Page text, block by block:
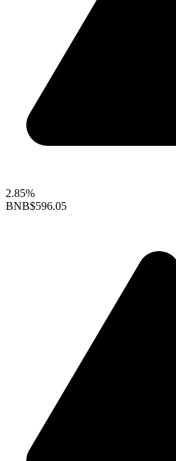
2.85%
BNB$596.05